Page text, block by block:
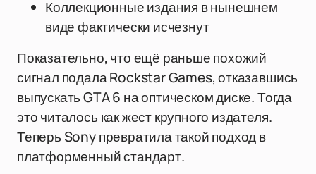
Коллекционные издания в нынешнем
виде фактически исчезнут
Показательно, что ещё раньше похожий
сигнал подала Rockstar Games, отказавшись
выпускать GTA 6 на оптическом диске. Тогда
это читалось как жест крупного издателя.
Теперь Sony превратила такой подход в
платформенный стандарт.